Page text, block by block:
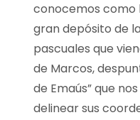
conocemos como
gran depósito de
pascuales que
de Marcos,
de Emaús” que
delinear sus